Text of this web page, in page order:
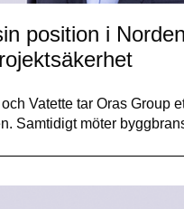
position i
Vatette tar Oras Group
Samtidigt möter